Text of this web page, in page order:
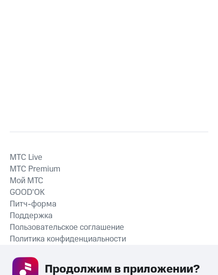
СКАЧАТЬ ПРИЛОЖЕНИЕ
MTС Live
MTС Premium
Мой МТС
GOOD’OK
Питч-форма
Поддержка
Пользовательское соглашение
Политика конфиденциальности